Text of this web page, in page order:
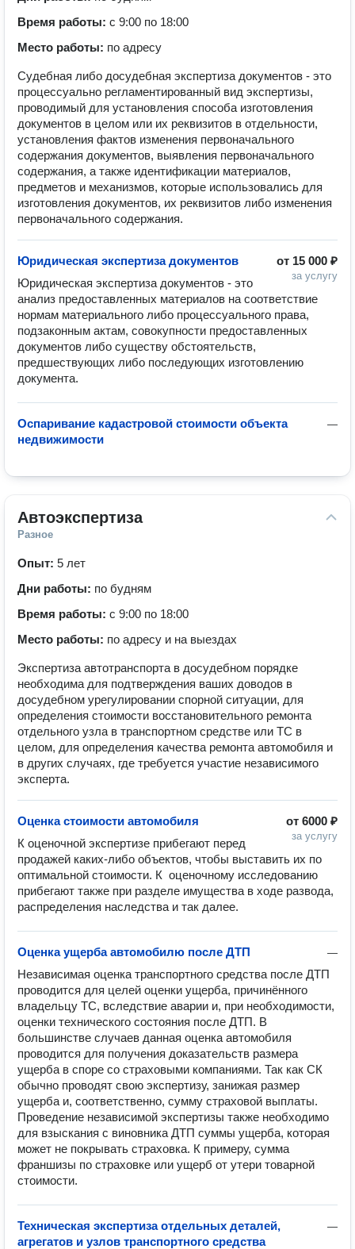
Время работы: с 9:00 по 18:00
Место работы: по адресу
Судебная либо досудебная экспертиза документов - это
процессуально регламентированный вид экспертизы,
проводимый для установления способа изготовления
документов в целом или их реквизитов в отдельности,
установления фактов изменения первоначального
содержания документов, выявления первоначального
содержания, а также идентификации материалов,
предметов и механизмов, которые использовались для
изготовления документов, их реквизитов либо изменения
первоначального содержания.
от 15 000 ₽
за услугу
Юридическая экспертиза документов
Юридическая экспертиза документов - это
анализ предоставленных материалов на соответствие
нормам материального либо процессуального права,
подзаконным актам, совокупности предоставленных
документов либо существу обстоятельств,
предшествующих либо последующих изготовлению
документа.
—
Оспаривание кадастровой стоимости объекта
недвижимости
Автоэкспертиза
Разное
Опыт: 5 лет
Дни работы: по будням
Время работы: с 9:00 по 18:00
Место работы: по адресу и на выездах
Экспертиза автотранспорта в досудебном порядке
необходима для подтверждения ваших доводов в
досудебном урегулировании спорной ситуации, для
определения стоимости восстановительного ремонта
отдельного узла в транспортном средстве или ТС в
целом, для определения качества ремонта автомобиля и
в других случаях, где требуется участие независимого
эксперта.
от 6000 ₽
за услугу
Оценка стоимости автомобиля
К оценочной экспертизе прибегают перед
продажей каких-либо объектов, чтобы выставить их по
оптимальной стоимости. К  оценочному исследованию
прибегают также при разделе имущества в ходе развода,
распределения наследства и так далее.
—
Оценка ущерба автомобилю после ДТП
Независимая оценка транспортного средства после ДТП
проводится для целей оценки ущерба, причинённого
владельцу ТС, вследствие аварии и, при необходимости,
оценки технического состояния после ДТП. В
большинстве случаев данная оценка автомобиля
проводится для получения доказательств размера
ущерба в споре со страховыми компаниями. Так как СК
обычно проводят свою экспертизу, занижая размер
ущерба и, соответственно, сумму страховой выплаты.
Проведение независимой экспертизы также необходимо
для взыскания с виновника ДТП суммы ущерба, которая
может не покрывать страховка. К примеру, сумма
франшизы по страховке или ущерб от утери товарной
стоимости.
—
Техническая экспертиза отдельных деталей,
агрегатов и узлов транспортного средства